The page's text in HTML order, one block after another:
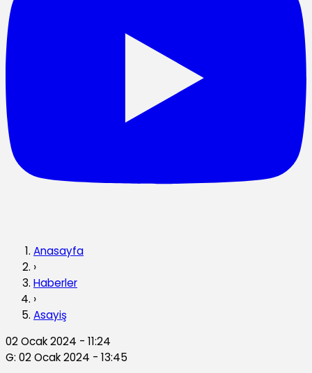
Anasayfa
›
Haberler
›
Asayiş
02 Ocak 2024 - 11:24
G: 02 Ocak 2024 - 13:45